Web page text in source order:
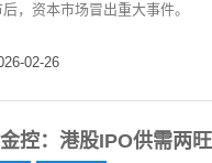
，资本市场冒出重大事件。
02-26
控：港股IPO供需两